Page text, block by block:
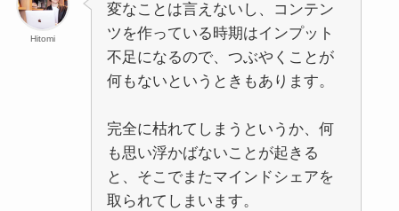
Hitomi
変なことは言えないし、コンテン
ツを作っている時期はインプット
不足になるので、つぶやくことが
何もないというときもあります。
完全に枯れてしまうというか、何
も思い浮かばないことが起きる
と、そこでまたマインドシェアを
取られてしまいます。